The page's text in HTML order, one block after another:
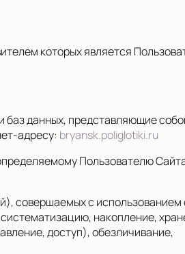
которых является
баз данных, представляющие
адресу: bryansk.poliglotiki.ru
Пользователю
совершаемых с использованием
накопление,
доступ), обезличивание,